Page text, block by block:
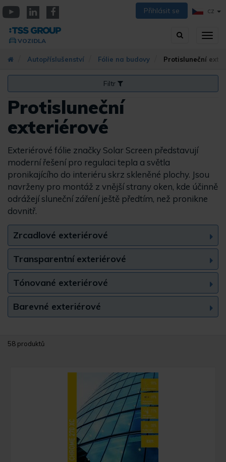
Přejít
k
hlavnímu
obsahu
Přihlásit se CZ
Vyhledávání
VOZIDLA
Autopříslušenství Fólie na budovy Protisluneční
Filtr
Protisluneční
exteriérové
Exteriérové fólie značky Solar Screen představují
moderní řešení pro regulaci tepla a světla
pronikajícího do interiéru skrz skleněné plochy. Jsou
navrženy pro montáž z vnější strany oken, kde účinně
odrážejí sluneční záření ještě předtím, než pronikne
dovnitř.
Zrcadlové exteriérové
Transparentní exteriérové
Tónované exteriérové
Barevné exteriérové
58 produktů